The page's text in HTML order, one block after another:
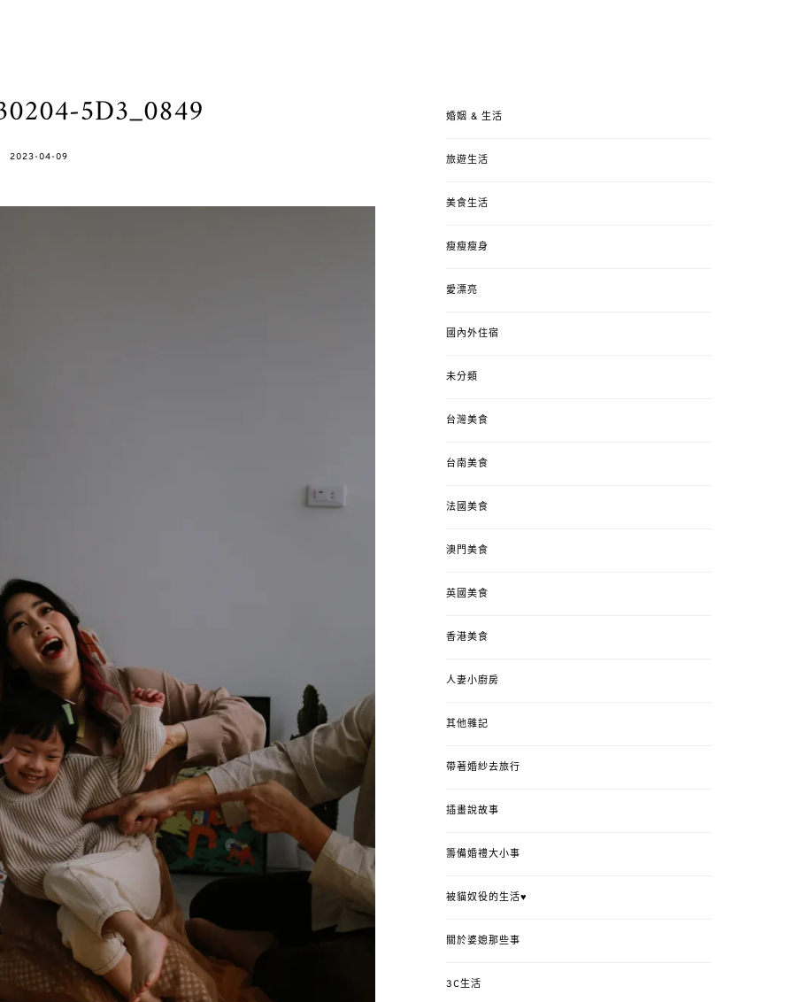
5D3_0849
POSTED
2023-04-09
婚姻 & 生活
旅遊生活
美食生活
瘦瘦瘦身
愛漂亮
國內外住宿
未分類
台灣美食
台南美食
法國美食
澳門美食
英國美食
香港美食
人妻小廚房
其他雜記
帶著婚紗去旅行
插畫說故事
籌備婚禮大小事
被貓奴役的生活♥
關於婆媳那些事
3C生活